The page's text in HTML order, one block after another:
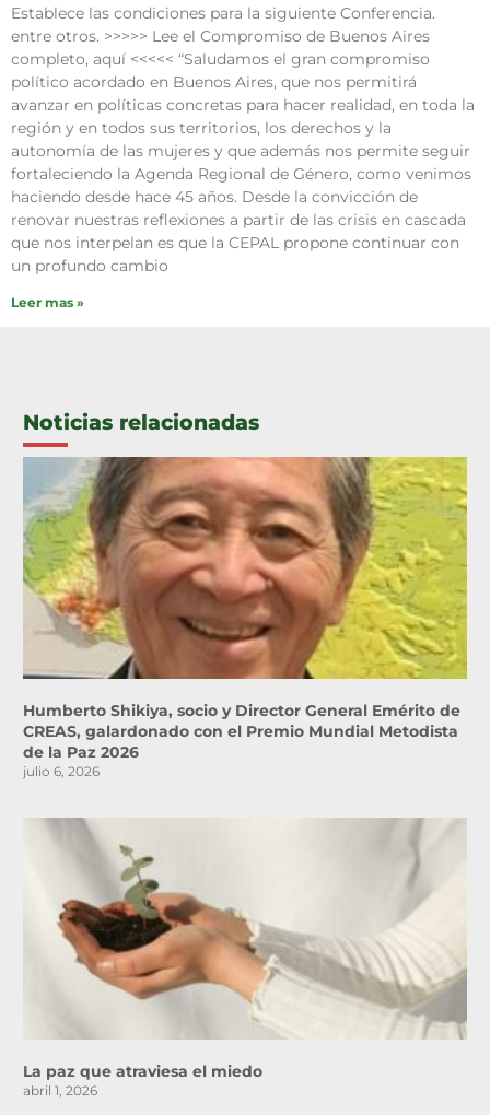
Establece las condiciones para la siguiente Conferencia.
entre otros. >>>>> Lee el Compromiso de Buenos Aires
completo, aquí <<<<< “Saludamos el gran compromiso
político acordado en Buenos Aires, que nos permitirá
avanzar en políticas concretas para hacer realidad, en toda la
región y en todos sus territorios, los derechos y la
autonomía de las mujeres y que además nos permite seguir
fortaleciendo la Agenda Regional de Género, como venimos
haciendo desde hace 45 años. Desde la convicción de
renovar nuestras reflexiones a partir de las crisis en cascada
que nos interpelan es que la CEPAL propone continuar con
un profundo cambio
Leer mas »
Noticias relacionadas
Humberto Shikiya, socio y Director General Emérito de
CREAS, galardonado con el Premio Mundial Metodista
de la Paz 2026
julio 6, 2026
La paz que atraviesa el miedo
abril 1, 2026